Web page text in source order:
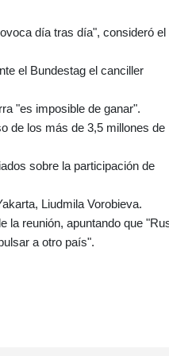
día tras día", consideró el
el Bundestag el canciller
"es imposible de ganar".
de los más de 3,5 millones de
sobre la participación de
Liudmila Vorobieva.
la reunión, apuntando que
a otro país".